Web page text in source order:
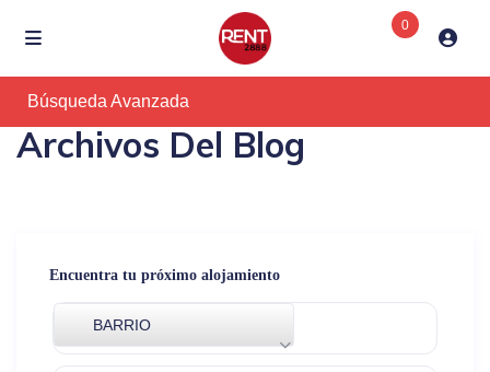
0
Búsqueda Avanzada
Archivos Del Blog
Encuentra tu próximo alojamiento
BARRIO